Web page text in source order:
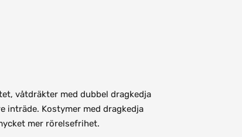
våtdräkter med dubbel dragkedja
inträde. Kostymer med dragkedja
mer rörelsefrihet.